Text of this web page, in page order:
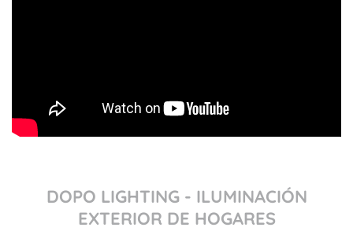
DOPO LIGHTING - ILUMINACIÓN
EXTERIOR DE HOGARES